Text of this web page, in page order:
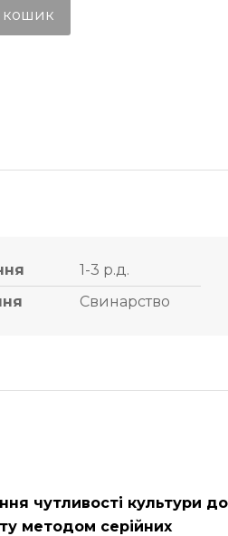
кошик
1-3 р.д.
Свинарство
чутливості культури до
методом серійних